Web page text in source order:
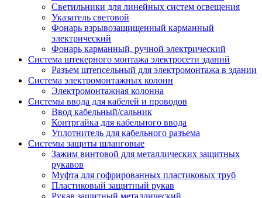
Светильники для линейных систем освещения
Указатель световой
Фонарь взрывозащищенный карманный
электрический
Фонарь карманный, ручной электрический
Система штекерного монтажа электросети зданий
Разъем штепсельный для электромонтажа в здании
Система электромонтажных колонн
Электромонтажная колонна
Системы ввода для кабелей и проводов
Ввод кабельный/сальник
Контргайка для кабельного ввода
Уплотнитель для кабельного разъема
Системы защиты шланговые
Зажим винтовой для металлических защитных
рукавов
Муфта для гофрированных пластиковых труб
Пластиковый защитный рукав
Рукав защитный металлический